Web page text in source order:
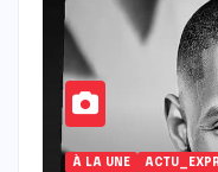
FAITS DIVERS